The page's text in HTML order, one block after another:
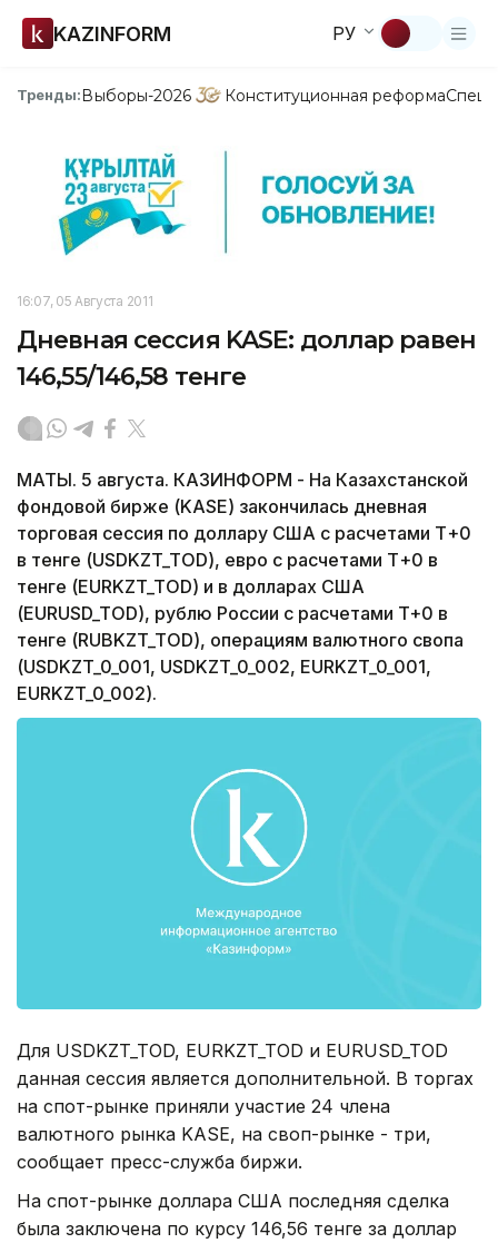
KAZINFORM РУ
Тренды:Выборы-2026 Конституционная реформа
16:07, 05 Августа 2011
Дневная сессия KASE: доллар равен
146,55/146,58 тенге
МАТЫ. 5 августа. КАЗИНФОРМ - На Казахстанской
фондовой бирже (KASE) закончилась дневная
торговая сессия по доллару США с расчетами Т+0
в тенге (USDKZT_TOD), евро с расчетами Т+0 в
тенге (EURKZT_TOD) и в долларах США
(EURUSD_TOD), рублю России с расчетами T+0 в
тенге (RUBKZT_TOD), операциям валютного свопа
(USDKZT_0_001, USDKZT_0_002, EURKZT_0_001,
EURKZT_0_002).
Для USDKZT_TOD, EURKZT_TOD и EURUSD_TOD
данная сессия является дополнительной. В торгах
на спот-рынке приняли участие 24 члена
валютного рынка KASE, на своп-рынке - три,
сообщает пресс-служба биржи.
На спот-рынке доллара США последняя сделка
была заключена по курсу 146,56 тенге за доллар